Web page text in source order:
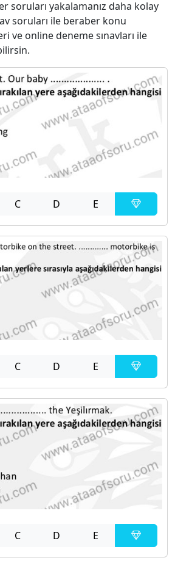
soruları yakalamanız daha kolay
soruları ile beraber konu
ve online deneme sınavları ile
C D E
C D E
C D E